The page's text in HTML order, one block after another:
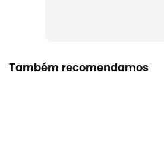
Também recomendamos